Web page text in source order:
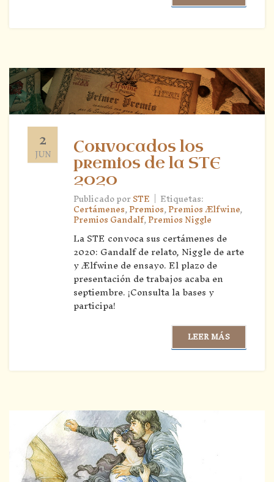
2
JUN
Convocados los
premios de la STE
2020
Publicado porSTE | Etiquetas:
Certámenes,Premios,Premios Ælfwine,
Premios Gandalf,Premios Niggle
La STE convoca sus certámenes de
2020: Gandalf de relato, Niggle de arte
y Ælfwine de ensayo. El plazo de
presentación de trabajos acaba en
septiembre. ¡Consulta la bases y
participa!
LEER MÁS